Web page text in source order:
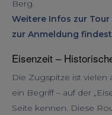
Berg.
Weitere Infos zur
zur Anmeldung
Eisenzeit –
Die Zugspitze ist
ein Begriff – auf der
Seite kennen. Diese